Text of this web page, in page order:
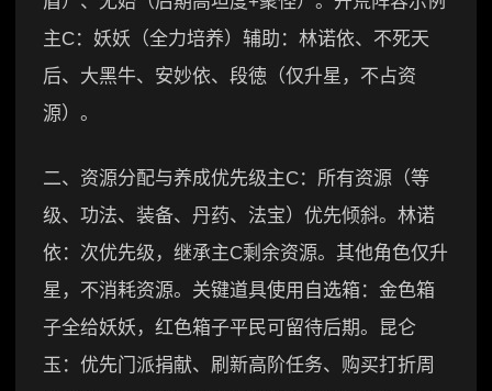
主C：妖妖（全力培养）辅助：林诺依、不死天
后、大黑牛、安妙依、段徳（仅升星，不占资
源）。
二、资源分配与养成优先级主C：所有资源（等
级、功法、装备、丹药、法宝）优先倾斜。林诺
依：次优先级，继承主C剩余资源。其他角色仅升
星，不消耗资源。关键道具使用自选箱：金色箱
子全给妖妖，红色箱子平民可留待后期。昆仑
玉：优先门派捐献、刷新高阶任务、购买打折周